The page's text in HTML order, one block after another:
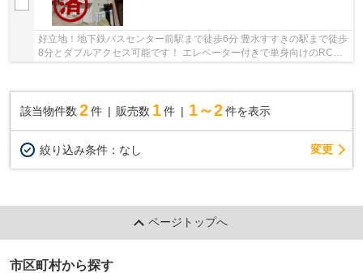
好立地！地下鉄バスセンター前駅まで徒歩6分 豊水すすきの駅まで徒歩
8分とダブルアクセス可能です！ エレベーター付きで単身向けのRCで
該当物件数 2件 販売数 1 件 1～2 件を表示
絞り込み条件： なし 変更
ページトップへ
市区町村から探す